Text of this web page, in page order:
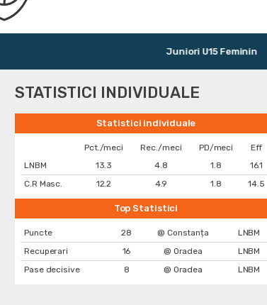
Juniori U15 Feminin
STATISTICI INDIVIDUALE
Statistici individuale
Pct./meci Rec./meci PD/meci
Eff
LNBM
13.3 4.8 1.8
16.1
C.R Masc.
12.2 4.9 1.8 14.5
Top Statistici
Puncte 28 @ Constanța
LNBM
Recuperari
16 @ Oradea
LNBM
Pase decisive
8 @ Oradea LNBM